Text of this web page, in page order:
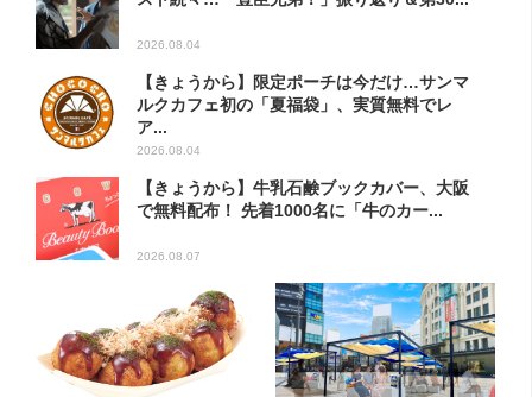
2026.08.04
【きょうから】限定ポーチは今だけ…サンマ
ルクカフェ初の「夏福袋」、実質無料でレ
ア...
2026.08.04
【きょうから】牛乳石鹸ブックカバー、大阪
で無料配布！ 先着1000名に「牛のカー...
2026.08.07